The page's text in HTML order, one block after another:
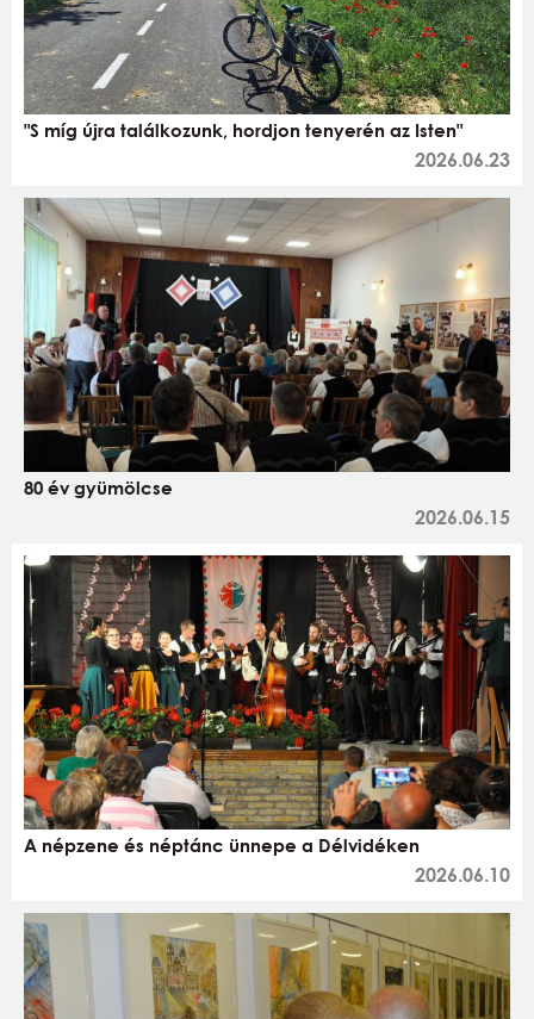
"S míg újra találkozunk, hordjon tenyerén az Isten"
2026.06.23
80 év gyümölcse
2026.06.15
A népzene és néptánc ünnepe a Délvidéken
2026.06.10